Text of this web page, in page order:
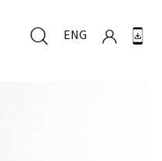
ENG